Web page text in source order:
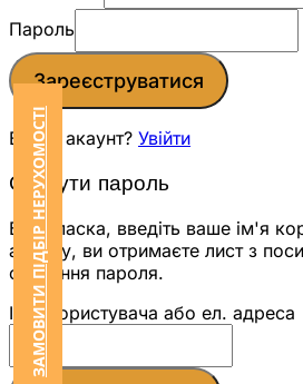
ЗАМОВИТИ ПІДБІР НЕРУХОМОСТІ
Пароль
Зареєструватися
Вже є акаунт? Увійти
Скинути пароль
Будь ласка, введіть ваше ім'я
адресу, ви отримаєте лист з
скидання пароля.
Ім'я користувача або ел. адреса